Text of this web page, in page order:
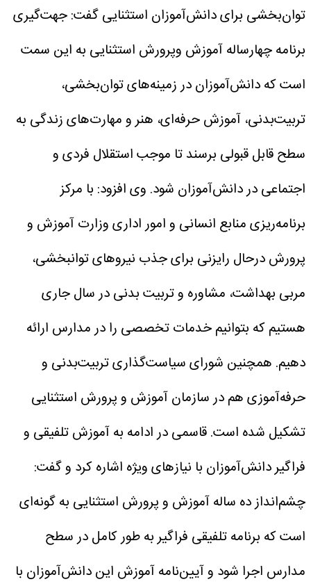
توان‌بخشی برای دانش‌آموزان استثنایی گفت: جهت‌گیری
برنامه چهارساله آموزش وپرورش استثنایی به این سمت
است که دانش‌آموزان در زمینه‌های توان‌بخشی،
تربیت‌بدنی، آموزش حرفه‌ای، هنر و مهارت‌های زندگی به
سطح قابل قبولی برسند تا موجب استقلال فردی و
اجتماعی در دانش‌آموزان شود. وی افزود: با مرکز
برنامه‌ریزی منابع انسانی و امور اداری وزارت آموزش و
پرورش درحال رایزنی برای جذب نیروهای توانبخشی،
مربی بهداشت، مشاوره و تربیت بدنی در سال جاری
هستیم که بتوانیم خدمات تخصصی را در مدارس ارائه
دهیم. همچنین شورای سیاست‌گذاری تربیت‌بدنی و
حرفه‌آموزی هم در سازمان آموزش و پرورش استثنایی
تشکیل شده است.قاسمی در ادامه به آموزش تلفیقی و
فراگیر دانش‌آموزان با نیازهای ویژه اشاره کرد و گفت:
چشم‌انداز ده ساله آموزش و پرورش استثنایی به گونه‌ای
است که برنامه تلفیقی فراگیر به طور کامل در سطح
مدارس اجرا شود و آیین‌نامه آموزش این دانش‌آموزان با